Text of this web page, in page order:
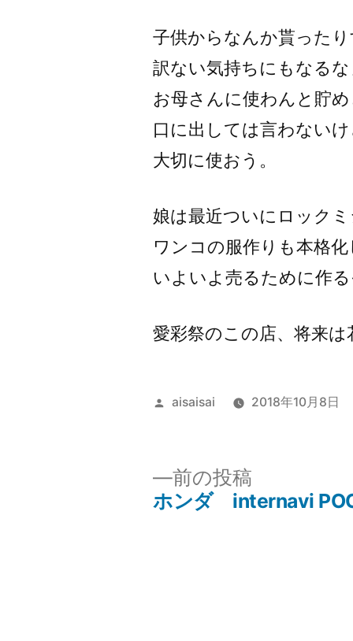
子供からなんか貰った
訳ない気持ちにもなる
お母さんに使わんと貯
口に出しては言わない
大切に使おう。
娘は最近ついにロック
ワンコの服作りも本格
いよいよ売るために作
愛彩祭のこの店、将来
投
aisaisai 2018年10月8日
前の投稿
の
ホンダ internavi